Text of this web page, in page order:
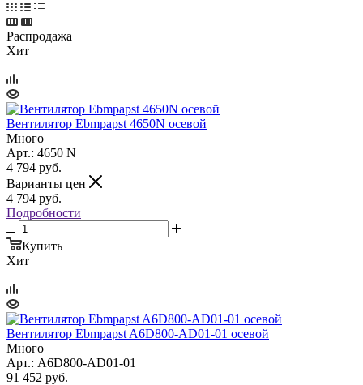
Распродажа
Хит
Вентилятор Ebmpapst 4650N осевой
Много
Арт.: 4650 N
4 794 руб.
Варианты цен
4 794 руб.
Подробности
Купить
Хит
Вентилятор Ebmpapst A6D800-AD01-01 осевой
Много
Арт.: A6D800-AD01-01
91 452 руб.